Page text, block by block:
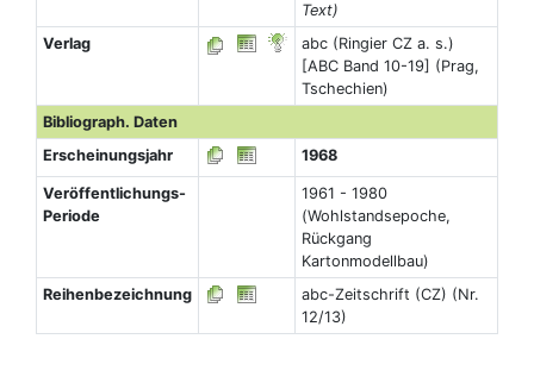
Text)
Verlag
abc (Ringier CZ a. s.)
[ABC Band 10-19] (Prag,
Tschechien)
Bibliograph. Daten
Erscheinungsjahr
1968
Veröffentlichungs-
Periode
1961 - 1980
(Wohlstandsepoche,
Rückgang
Kartonmodellbau)
Reihenbezeichnung
abc-Zeitschrift (CZ) (Nr.
12/13)